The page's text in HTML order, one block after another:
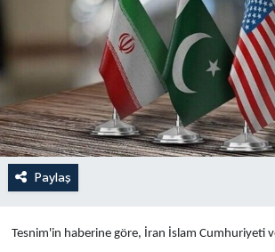
Paylaş
Tesnim'in haberine göre, İran İslam Cumhuriyeti
Dünya
Eği̇ti̇m